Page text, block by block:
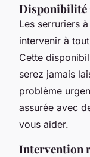
Disponibilité
Les serruriers
intervenir à
Cette
serez jamais
problème
assurée avec
vous aider.
Intervention